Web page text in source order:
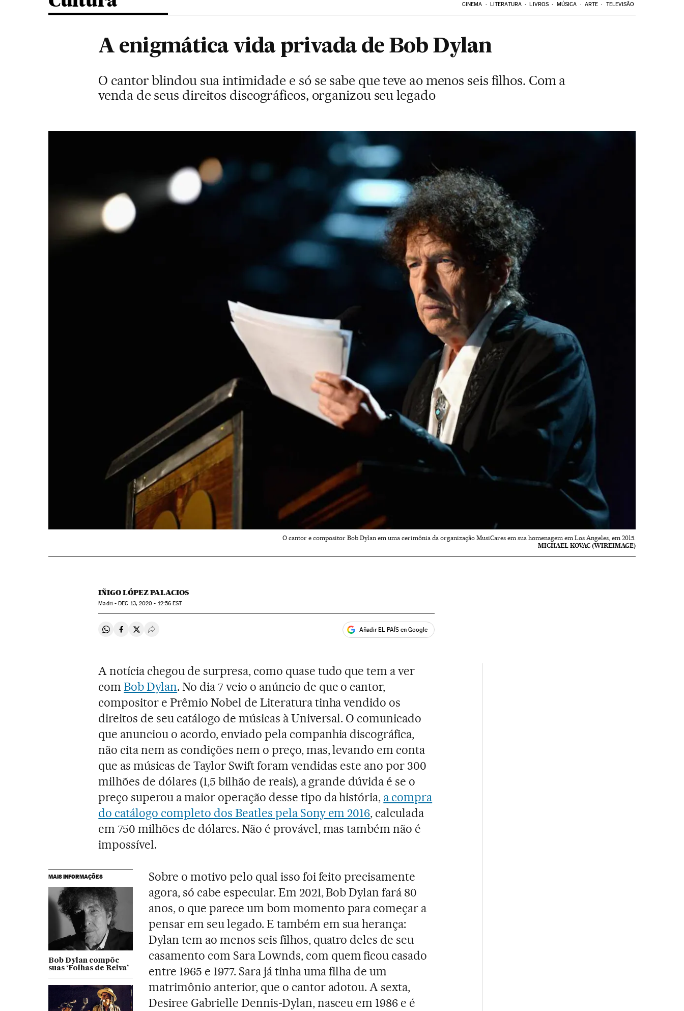
CINEMA LITERATURA LIVROS MÚSICA ARTE TELEVISÃO
A enigmática vida privada de Bob Dylan
O cantor blindou sua intimidade e só se sabe que teve ao menos seis filhos. Com a
venda de seus direitos discográficos, organizou seu legado
O cantor e compositor Bob Dylan em uma cerimônia da organização MusiCares em sua homenagem em Los Angeles, em 2015.
MICHAEL KOVAC (WIREIMAGE)
IÑIGO LÓPEZ PALACIOS
Madri - DEC 13, 2020 - 12:56 EST
Compartir en Whatsapp
Compartir en Facebook
Compartir en Twitter
Desplegar Redes Sociales Añadir EL PAÍS en Google
A notícia chegou de surpresa, como quase tudo que tem a ver
comBob Dylan. No dia 7 veio o anúncio de que o cantor,
compositor e Prêmio Nobel de Literatura tinha vendido os
direitos de seu catálogo de músicas à Universal. O comunicado
que anunciou o acordo, enviado pela companhia discográfica,
não cita nem as condições nem o preço, mas, levando em conta
que as músicas de Taylor Swift foram vendidas este ano por 300
milhões de dólares (1,5 bilhão de reais), a grande dúvida é se o
preço superou a maior operação desse tipo da história, a compra
do catálogo completo dos Beatles pela Sony em 2016, calculada
em 750 milhões de dólares. Não é provável, mas também não é
impossível.
MAIS INFORMAÇÕES
Bob Dylan compõe
suas ‘Folhas de Relva’
Sobre o motivo pelo qual isso foi feito precisamente
agora, só cabe especular. Em 2021, Bob Dylan fará 80
anos, o que parece um bom momento para começar a
pensar em seu legado. E também em sua herança:
Dylan tem ao menos seis filhos, quatro deles de seu
casamento com Sara Lownds, com quem ficou casado
entre 1965 e 1977. Sara já tinha uma filha de um
matrimônio anterior, que o cantor adotou. A sexta,
Desiree Gabrielle Dennis-Dylan, nasceu em 1986 e é